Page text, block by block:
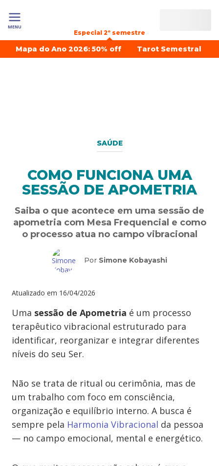
MENU
Especial 2º semestre
Mapa do Ano 2026: 50% off Tarot Semestral
SAÚDE
COMO FUNCIONA UMA
SESSÃO DE APOMETRIA
Saiba o que acontece em uma sessão de
apometria com Mesa Frequencial e como
o processo atua no campo vibracional
Por Simone Kobayashi
Atualizado em 16/04/2026
Uma sessão de Apometria é um processo
terapêutico vibracional estruturado para
identificar, reorganizar e integrar diferentes
níveis do seu Ser.
Não se trata de ritual ou cerimônia, mas de
um trabalho com foco em consciência,
organização e equilíbrio interno. A busca é
sempre pela Harmonia Vibracional da pessoa
— no campo emocional, mental e energético.